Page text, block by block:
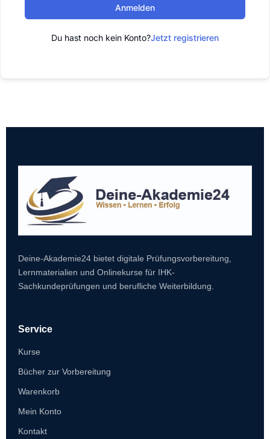
Anmelden
Du hast noch kein Konto?Jetzt registrieren
Deine-Akademie24 bietet digitale Prüfungsvorbereitung,
Lernmaterialien und Onlinekurse für IHK-
Sachkundeprüfungen und berufliche Weiterbildung.
Service
Kurse
Bücher zur Vorbereitung
Warenkorb
Mein Konto
Kontakt